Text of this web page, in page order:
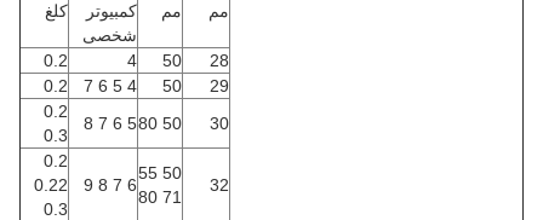
مم مم
كمبيوتر
شخصى
كلغ
28
50
4
0.2
29
50
4 5 6 7
0.2
30
50 80
5 6 7 8
0.2
0.3
32
50 55
71 80
6 7 8 9
0.2
0.22
0.3